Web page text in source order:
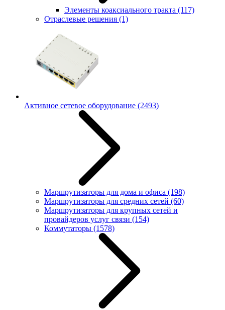
Элементы коаксиального тракта (117)
Отраслевые решения (1)
Активное сетевое оборудование (2493)
Маршрутизаторы для дома и офиса (198)
Маршрутизаторы для средних сетей (60)
Маршрутизаторы для крупных сетей и
провайдеров услуг связи (154)
Коммутаторы (1578)